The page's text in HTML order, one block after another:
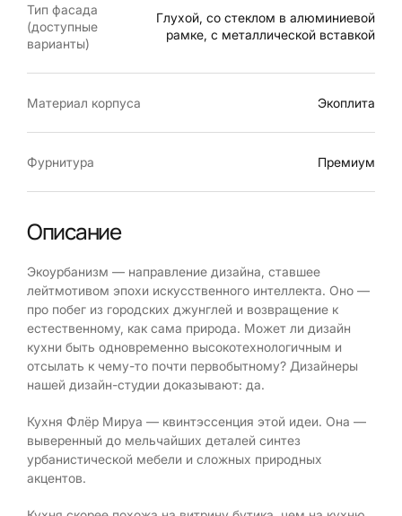
Тип фасада
(доступные
варианты)
Глухой, со стеклом в алюминиевой
рамке, с металлической вставкой
Материал корпуса Экоплита
Фурнитура Премиум
Описание
Экоурбанизм — направление дизайна, ставшее
лейтмотивом эпохи искусственного интеллекта. Оно —
про побег из городских джунглей и возвращение к
естественному, как сама природа. Может ли дизайн
кухни быть одновременно высокотехнологичным и
отсылать к чему-то почти первобытному? Дизайнеры
нашей дизайн-студии доказывают: да.
Кухня Флёр Мируа — квинтэссенция этой идеи. Она —
выверенный до мельчайших деталей синтез
урбанистической мебели и сложных природных
акцентов.